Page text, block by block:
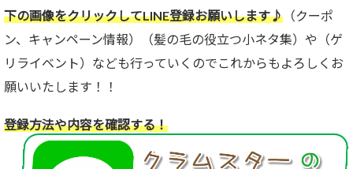
下の画像をクリックしてLINE登録お願いします♪ （クーポ
ン、キャンペーン情報）（髪の毛の役立つ小ネタ集）や（ゲ
リライベント）なども行っていくのでこれからもよろしくお
願いいたします！！
登録方法や内容を確認する！